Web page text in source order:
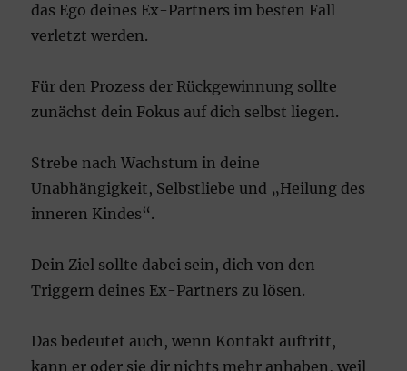
das Ego deines Ex-Partners im besten Fall
verletzt werden.
Für den Prozess der Rückgewinnung sollte
zunächst dein Fokus auf dich selbst liegen.
Strebe nach Wachstum in deine
Unabhängigkeit, Selbstliebe und „Heilung des
inneren Kindes“.
Dein Ziel sollte dabei sein, dich von den
Triggern deines Ex-Partners zu lösen.
Das bedeutet auch, wenn Kontakt auftritt,
kann er oder sie dir nichts mehr anhaben, weil